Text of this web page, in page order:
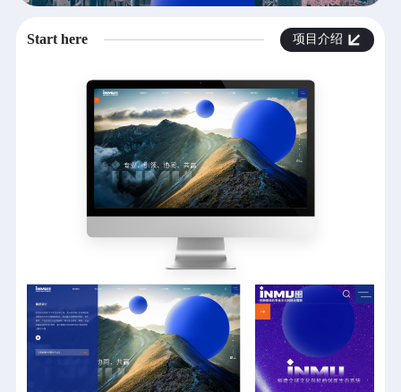
Start here 项目介绍
扫码添加微信
直连产品经理为您服务